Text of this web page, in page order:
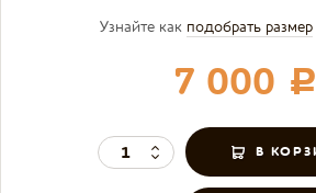
Узнайте как подобрать размер
7 000 c